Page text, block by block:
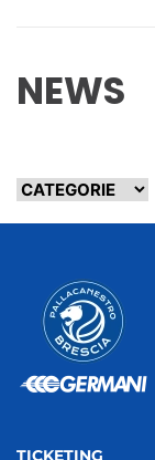
NEWS
TICKETING